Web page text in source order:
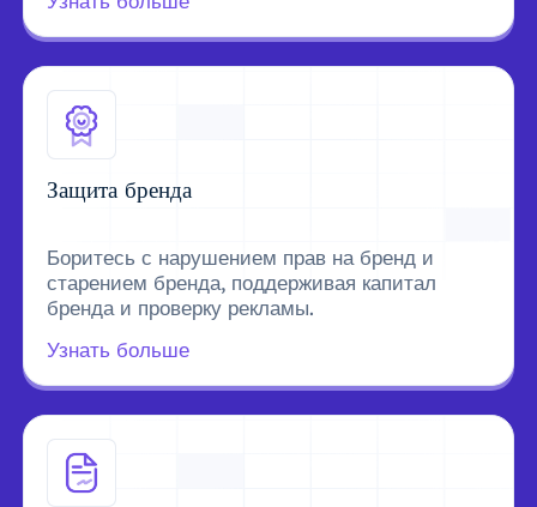
Защита бренда
Боритесь с нарушением прав на бренд и
старением бренда, поддерживая капитал
бренда и проверку рекламы.
Узнать больше